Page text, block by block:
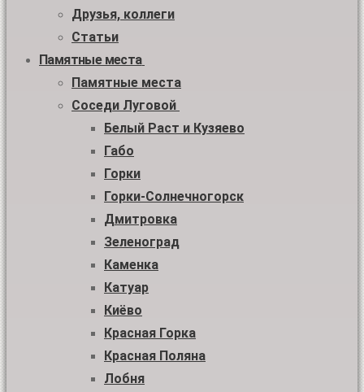
Друзья, коллеги
Статьи
Памятные места
Памятные места
Соседи Луговой
Белый Раст и Кузяево
Габо
Горки
Горки-Солнечногорск
Дмитровка
Зеленоград
Каменка
Катуар
Киёво
Красная Горка
Красная Поляна
Лобня